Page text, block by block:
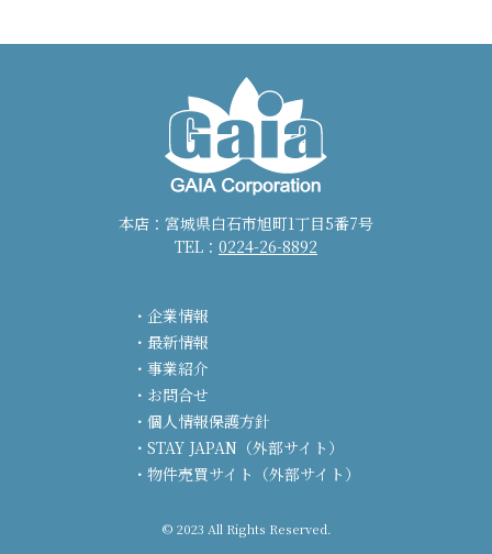
本店：宮城県白石市旭町1丁目5番7号
TEL： 0224-26-8892
企業情報
最新情報
事業紹介
お問合せ
個人情報保護方針
STAY JAPAN（外部サイト）
物件売買サイト（外部サイト）
© 2023 All Rights Reserved.